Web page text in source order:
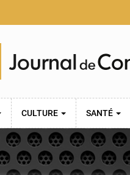
CULTURE SANTÉ